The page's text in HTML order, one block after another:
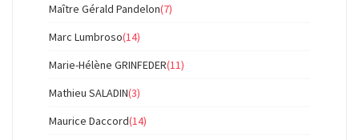
Maître Gérald Pandelon(7)
Marc Lumbroso(14)
Marie-Hélène GRINFEDER(11)
Mathieu SALADIN(3)
Maurice Daccord(14)